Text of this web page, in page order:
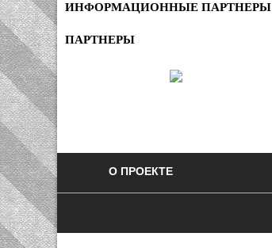
ИНФОРМАЦИОННЫЕ ПАРТНЕРЫ
ПАРТНЕРЫ
О ПРОЕКТЕ